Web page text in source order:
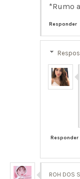
*Rumo
Responder
Responder
ROH DOS